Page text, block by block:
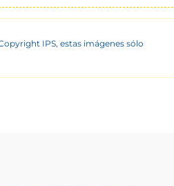
IPS, estas imágenes sólo